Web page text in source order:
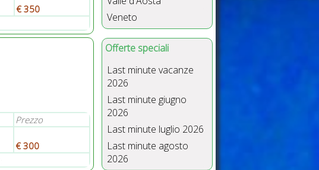
€ 350
Prezzo
€ 300
Veneto
Offerte speciali
Last minute vacanze
2026
Last minute giugno
2026
Last minute luglio 2026
Last minute agosto
2026